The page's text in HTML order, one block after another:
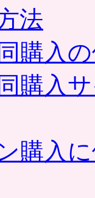
法
購入
購入
購入